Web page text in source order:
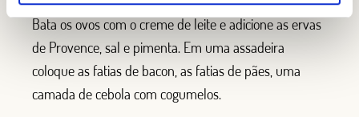
Bata os ovos com o creme de leite e adicione as ervas
de Provence, sal e pimenta. Em uma assadeira
coloque as fatias de bacon, as fatias de pães, uma
camada de cebola com cogumelos.